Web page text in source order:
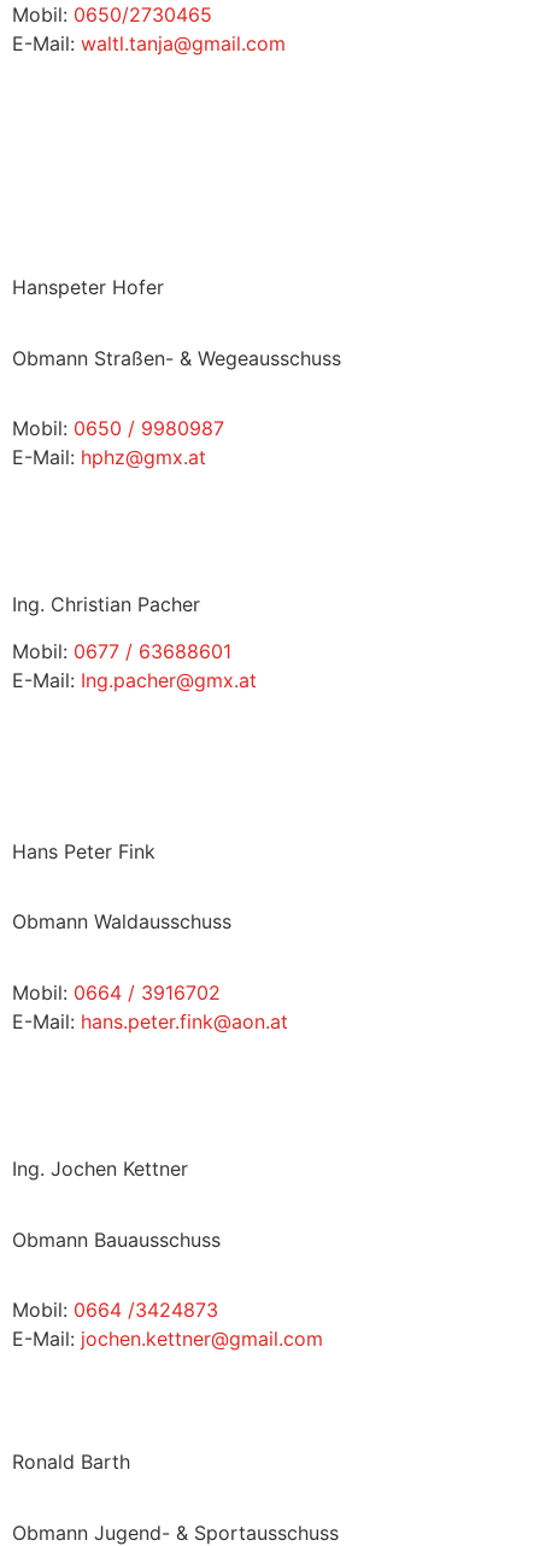
Mobil: 0650/2730465
E-Mail: waltl.tanja@gmail.com
Hanspeter Hofer
Obmann Straßen- & Wegeausschuss
Mobil: 0650 / 9980987
E-Mail: hphz@gmx.at
Ing. Christian Pacher
Mobil: 0677 / 63688601
E-Mail: Ing.pacher@gmx.at
Hans Peter Fink
Obmann Waldausschuss
Mobil: 0664 / 3916702
E-Mail: hans.peter.fink@aon.at
Ing. Jochen Kettner
Obmann Bauausschuss
Mobil: 0664 /3424873
E-Mail: jochen.kettner@gmail.com
Ronald Barth
Obmann Jugend- & Sportausschuss